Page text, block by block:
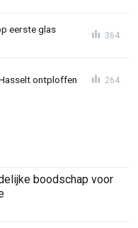
eerste glas
364
ontploffen 264
boodschap voor